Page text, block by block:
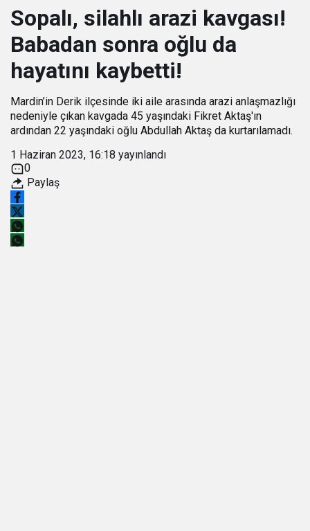
Sopalı, silahlı arazi kavgası!
Babadan sonra oğlu da
hayatını kaybetti!
Mardin’in Derik ilçesinde iki aile arasında arazi anlaşmazlığı
nedeniyle çıkan kavgada 45 yaşındaki Fikret Aktaş'ın
ardından 22 yaşındaki oğlu Abdullah Aktaş da kurtarılamadı.
1 Haziran 2023, 16:18 yayınlandı
0
Paylaş